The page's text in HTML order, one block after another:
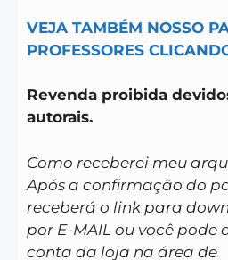
VEJA TAMBÉM NOSSO
PROFESSORES
Revenda proibida
autorais.
Como receberei meu
Após a confirmação do
receberá o link para
por E-MAIL ou você pode
conta da loja na área de